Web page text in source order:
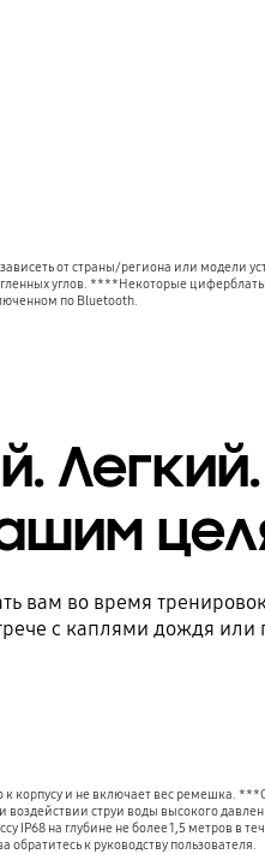
от страны/региона или модели
углов. ****Некоторые
по Bluetooth.
Легкий.
во время
с каплями дождя
корпусу и не включает вес ремешка.
струи воды высокого
IP68 на глубине не более 1,5 метров
обратитесь к руководству пользователя.